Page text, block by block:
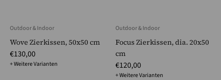
Outdoor & Indoor
Wove Zierkissen, 50x50 cm
€130,00
+ Weitere Varianten
Outdoor & Indoor
Focus Zierkissen, dia. 20x50
cm
€120,00
+ Weitere Varianten